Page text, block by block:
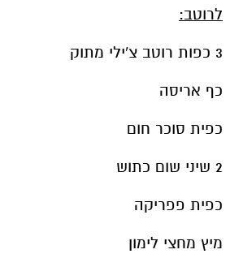
לרוטב:
3 כפות רוטב צ'ילי מתוק
כף אריסה
כפית סוכר חום
2 שיני שום כתוש
כפית פפריקה
מיץ מחצי לימון